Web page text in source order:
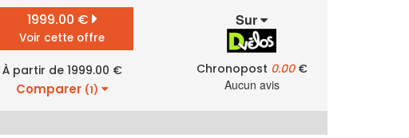
1999.00 €
Voir cette offre
À partir de 1999.00 €
Comparer (1)
Sur
Chronopost 0.00€
Aucun avis